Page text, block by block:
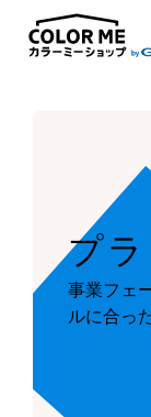
プ
事業フェ
ルに合っ